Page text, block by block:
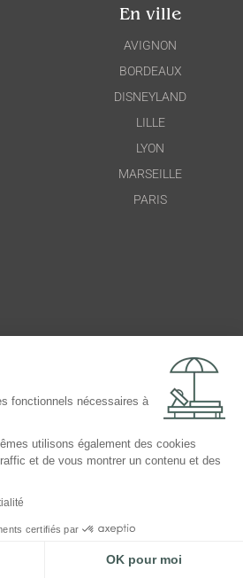
En ville
AVIGNON
BORDEAUX
DISNEYLAND
LILLE
LYON
MARSEILLE
PARIS
vos revenus
fonctionnels nécessaires à
utilisons également des cookies
et de vous montrer un contenu et des
certifiés par
OK pour moi